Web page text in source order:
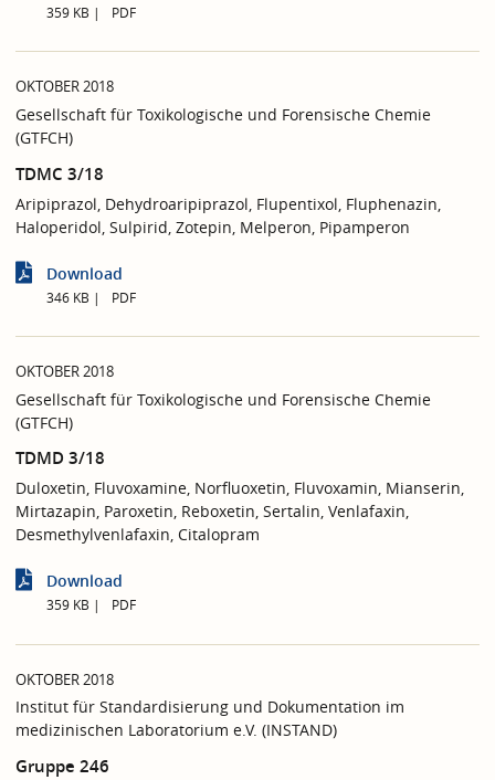
359 KB PDF
OKTOBER 2018
Gesellschaft für Toxikologische und Forensische Chemie
(GTFCH)
TDMC 3/18
Aripiprazol, Dehydroaripiprazol, Flupentixol, Fluphenazin,
Haloperidol, Sulpirid, Zotepin, Melperon, Pipamperon
Download
346 KB PDF
OKTOBER 2018
Gesellschaft für Toxikologische und Forensische Chemie
(GTFCH)
TDMD 3/18
Duloxetin, Fluvoxamine, Norfluoxetin, Fluvoxamin, Mianserin,
Mirtazapin, Paroxetin, Reboxetin, Sertalin, Venlafaxin,
Desmethylvenlafaxin, Citalopram
Download
359 KB PDF
OKTOBER 2018
Institut für Standardisierung und Dokumentation im
medizinischen Laboratorium e.V. (INSTAND)
Gruppe 246